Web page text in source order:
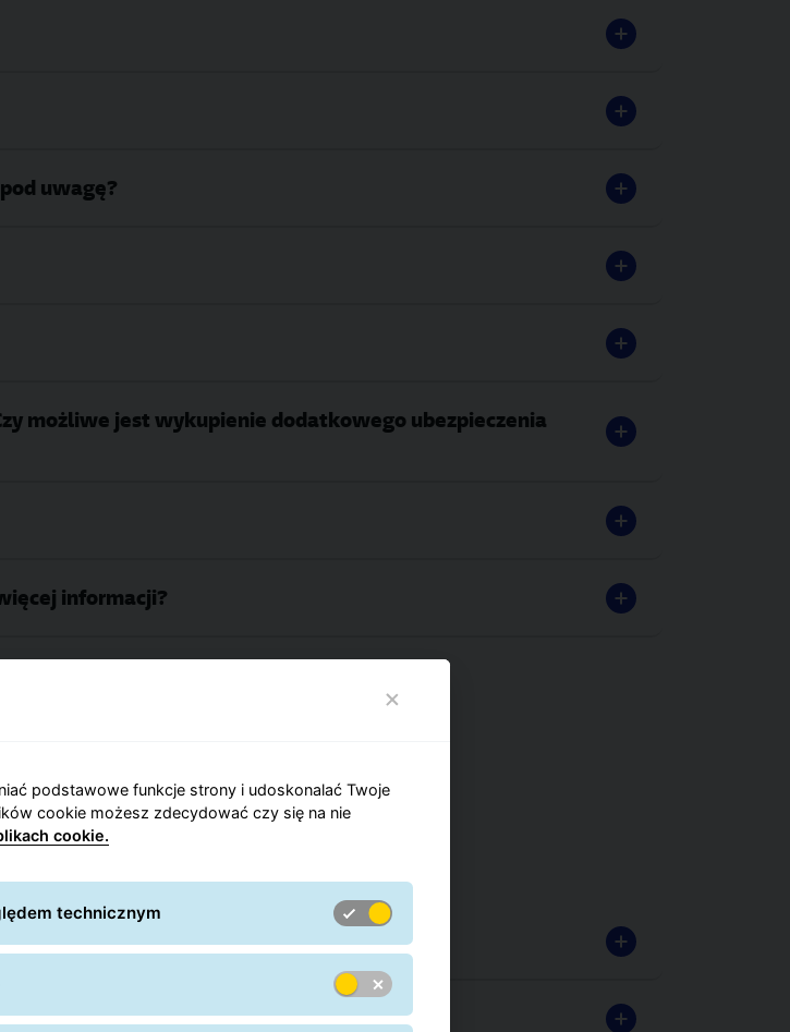
uwagę?
możliwe jest wykupienie dodatkowego ubezpieczenia
informacji?
paczek
Paczki GLS?
podstawowe funkcje strony i udoskonalać Twoje
cookie możesz zdecydować czy się na nie
cookie.
technicznym